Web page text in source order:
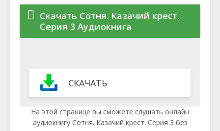
Скачать Сотня. Казачий крест.
Серия 3 Аудиокнига
СКАЧАТЬ
На этой странице вы сможете слушать онлайн
аудиокнигу Сотня. Казачий крест. Серия 3 без